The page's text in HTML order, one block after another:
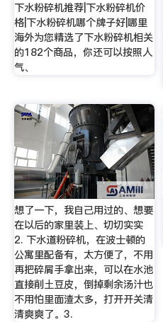
下水粉碎机推荐|下水粉碎机价
格|下水粉碎机哪个牌子好|哪里
海外为您精选了下水粉碎机相关
的182个商品，你还可以按照人
气、
想了一下，我自己用过的、想要
在以后的家里装上、切切实实
2. 下水道粉碎机，在波士顿的
公寓里配备有，太方便了，不用
再把碎屑手拿出来，可以在水池
直接削土豆皮，倒掉剩余汤汁也
不用怕里面渣太多，打开开关清
清爽爽了。3.